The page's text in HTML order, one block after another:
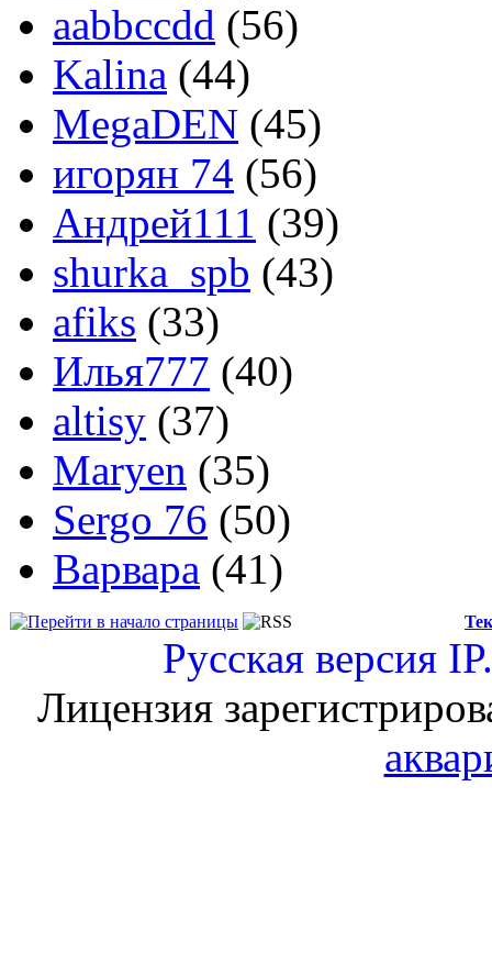
aabbccdd (56)
Kalina (44)
MegaDEN (45)
игорян 74 (56)
Андрей111 (39)
shurka_spb (43)
afiks (33)
Илья777 (40)
altisy (37)
Maryen (35)
Sergo 76 (50)
Варвара (41)
Русская версия
Лицензия